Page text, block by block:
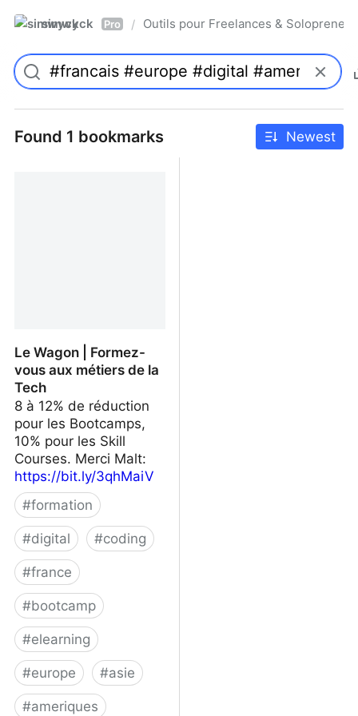
simwyck Pro / Outils pour Freelances &
Found 1 bookmarks Newest
Le Wagon | Formez-
vous aux métiers de la
Tech
8 à 12% de réduction
pour les Bootcamps,
10% pour les Skill
Courses. Merci Malt:
https://bit.ly/3qhMaiV
#formation
#digital #coding
#france
#bootcamp
#elearning
#europe #asie
#ameriques